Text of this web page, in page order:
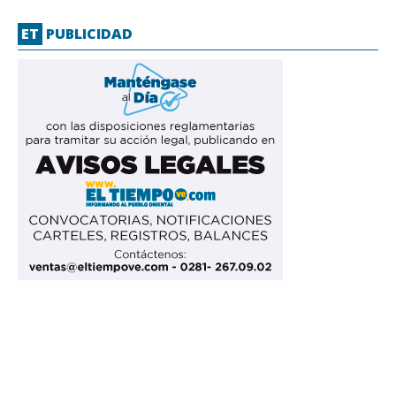
ET PUBLICIDAD